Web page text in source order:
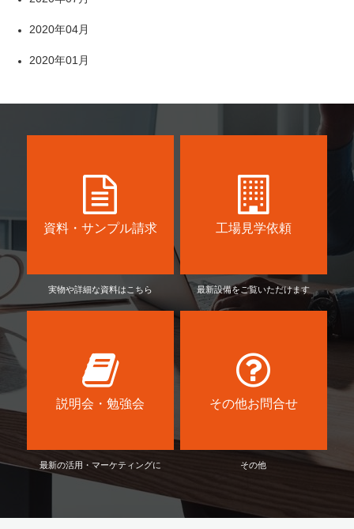
2020年04月
2020年01月
資料・サンプル請求
実物や詳細な資料はこちら
工場見学依頼
最新設備をご覧いただけます
説明会・勉強会
最新の活用・マーケティングに
その他お問合せ
その他